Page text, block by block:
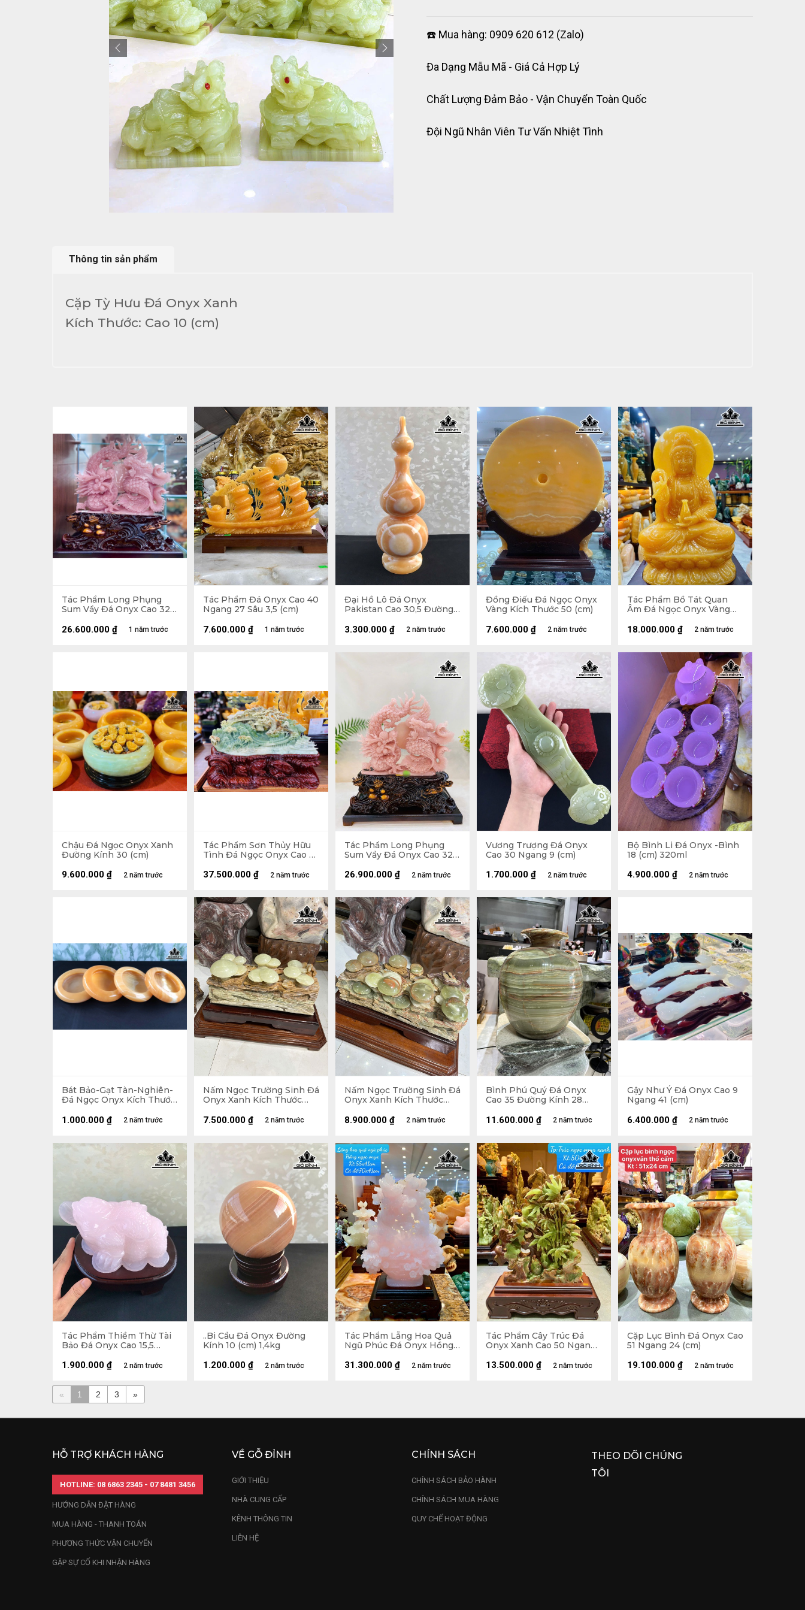
☎️ Mua hàng: 0909 620 612 (Zalo)
Đa Dạng Mẫu Mã - Giá Cả Hợp Lý
Chất Lượng Đảm Bảo - Vận Chuyển Toàn Quốc
Đội Ngũ Nhân Viên Tư Vấn Nhiệt Tình
Thông tin sản phẩm
Cặp Tỳ Hưu Đá Onyx Xanh
Kích Thước: Cao 10 (cm)
Tác Phẩm Long Phụng
Sum Vầy Đá Onyx Cao 32
Cả Đế 46 (cm)
1 năm trước
26.600.000 ₫
Tác Phẩm Đá Onyx Cao 40
Ngang 27 Sâu 3,5 (cm)
1 năm trước
7.600.000 ₫
Đại Hồ Lô Đá Onyx
Pakistan Cao 30,5 Đường
2 năm trước
3.300.000 ₫
Đồng Điếu Đá Ngọc Onyx
Vàng Kích Thước 50 (cm)
2 năm trước
7.600.000 ₫
Tác Phẩm Bồ Tát Quan
Âm Đá Ngọc Onyx Vàng
(cm)
2 năm trước
18.000.000 ₫
Chậu Đá Ngọc Onyx Xanh
Đường Kính 30 (cm)
2 năm trước
9.600.000 ₫
Tác Phẩm Sơn Thủy Hữu
Tình Đá Ngọc Onyx Cao 25
2 năm trước
37.500.000 ₫
Tác Phẩm Long Phụng
Sum Vầy Đá Onyx Cao 32
2 năm trước
26.900.000 ₫
Vương Trượng Đá Onyx
Cao 30 Ngang 9 (cm)
2 năm trước
1.700.000 ₫
Bộ Bình Li Đá Onyx -Bình
18 (cm) 320ml
2 năm trước
4.900.000 ₫
Bát Bảo-Gạt Tàn-Nghiên-
Đá Ngọc Onyx Kích Thước
2 năm trước
1.000.000 ₫
Nấm Ngọc Trường Sinh Đá
Onyx Xanh Kích Thước
2 năm trước
7.500.000 ₫
Nấm Ngọc Trường Sinh Đá
Onyx Xanh Kích Thước
2 năm trước
8.900.000 ₫
Bình Phú Quý Đá Onyx
Cao 35 Đường Kính 28
2 năm trước
11.600.000 ₫
Gậy Như Ý Đá Onyx Cao 9
Ngang 41 (cm)
2 năm trước
6.400.000 ₫
Tác Phẩm Thiềm Thừ Tài
Bảo Đá Onyx Cao 15,5
2,25kg
2 năm trước
1.900.000 ₫
..Bi Cầu Đá Onyx Đường
Kính 10 (cm) 1,4kg
2 năm trước
1.200.000 ₫
Tác Phẩm Lẵng Hoa Quả
Ngũ Phúc Đá Onyx Hồng
Cao 70 Ngang 41 (cm)
2 năm trước
31.300.000 ₫
Tác Phẩm Cây Trúc Đá
Onyx Xanh Cao 50 Ngang
(cm)
2 năm trước
13.500.000 ₫
Cặp Lục Bình Đá Onyx Cao
51 Ngang 24 (cm)
2 năm trước
19.100.000 ₫
« 1 2 3 »
HỖ TRỢ KHÁCH HÀNG
HOTLINE: 08 6863 2345 - 07 8481 3456
HƯỚNG DẪN ĐẶT HÀNG
MUA HÀNG - THANH TOÁN
PHƯƠNG THỨC VẬN CHUYỂN
GẶP SỰ CỐ KHI NHẬN HÀNG
VỀ GỖ ĐỈNH
GIỚI THIỆU
NHÀ CUNG CẤP
KÊNH THÔNG TIN
LIÊN HỆ
CHÍNH SÁCH
CHÍNH SÁCH BẢO HÀNH
CHÍNH SÁCH MUA HÀNG
QUY CHẾ HOẠT ĐỘNG
THEO DÕI CHÚNG
TÔI